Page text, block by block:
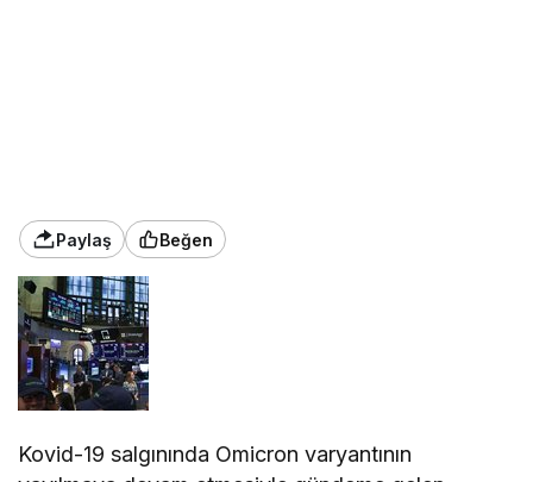
Bankası’nın (Fed) para politikası üzerinde önemli
belirleyicilerden biri olması sebebiyle yatırımcılar
tarafından yakından takip edildiğini bildirdi.
Bugünkü verilerin, Fed’e ilişkin varlık alım hızı ve
faiz artışına ilişkin beklentileri etkileyebileceğini
kaydeden analistler, varlık fiyatlarında oynaklığın
artabileceği konusunda yatırımcıları uyardı.
ABD’de, TÜFE’nin kasımda aylık yüzde 0,7, yıllık